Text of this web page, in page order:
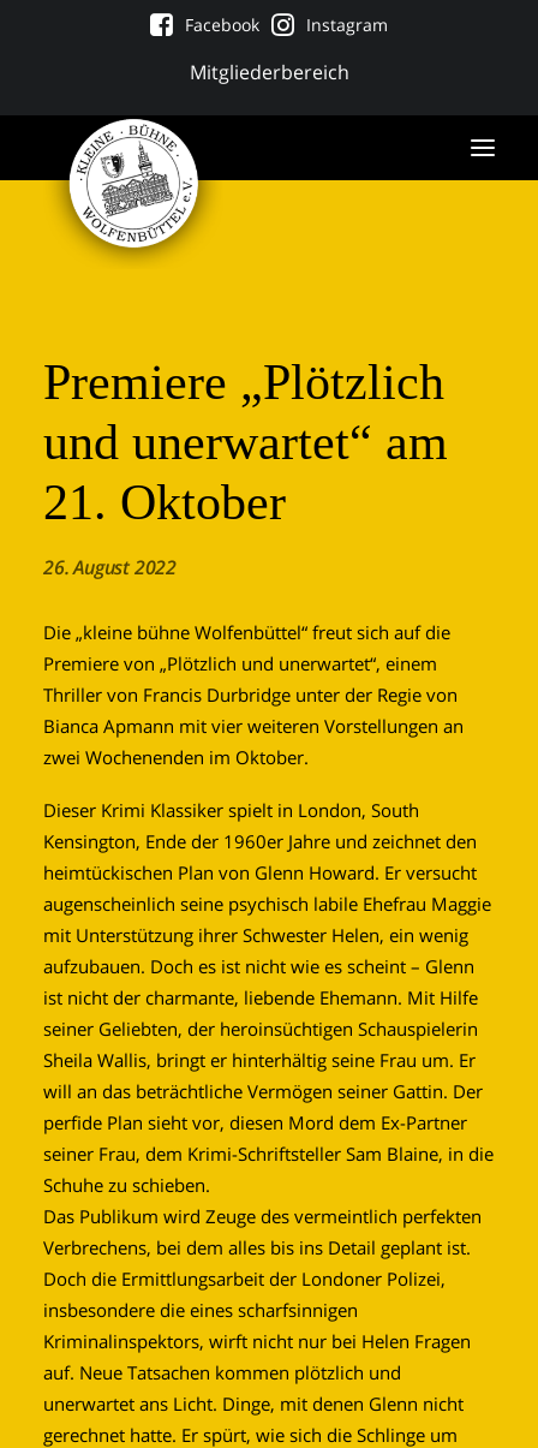
Mitgliederbereich
Facebook Instagram
Tickets
Premiere „Plötzlich
und unerwartet“ am
21. Oktober
26. August 2022
Die „kleine bühne Wolfenbüttel“ freut sich auf die
Premiere von „Plötzlich und unerwartet“, einem
Thriller von Francis Durbridge unter der Regie von
Bianca Apmann mit vier weiteren Vorstellungen an
zwei Wochenenden im Oktober.
Dieser Krimi Klassiker spielt in London, South
Kensington, Ende der 1960er Jahre und zeichnet den
heimtückischen Plan von Glenn Howard. Er versucht
augenscheinlich seine psychisch labile Ehefrau Maggie
mit Unterstützung ihrer Schwester Helen, ein wenig
aufzubauen. Doch es ist nicht wie es scheint – Glenn
ist nicht der charmante, liebende Ehemann. Mit Hilfe
seiner Geliebten, der heroinsüchtigen Schauspielerin
Sheila Wallis, bringt er hinterhältig seine Frau um. Er
will an das beträchtliche Vermögen seiner Gattin. Der
perfide Plan sieht vor, diesen Mord dem Ex-Partner
seiner Frau, dem Krimi-Schriftsteller Sam Blaine, in die
Schuhe zu schieben.
Das Publikum wird Zeuge des vermeintlich perfekten
Verbrechens, bei dem alles bis ins Detail geplant ist.
Doch die Ermittlungsarbeit der Londoner Polizei,
insbesondere die eines scharfsinnigen
Kriminalinspektors, wirft nicht nur bei Helen Fragen
auf. Neue Tatsachen kommen plötzlich und
unerwartet ans Licht. Dinge, mit denen Glenn nicht
gerechnet hatte. Er spürt, wie sich die Schlinge um